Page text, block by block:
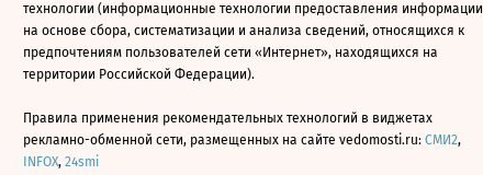
технологии (информационные технологии предоставления информации
на основе сбора, систематизации и анализа сведений, относящихся к
предпочтениям пользователей сети «Интернет», находящихся на
территории Российской Федерации).
Правила применения рекомендательных технологий в виджетах
рекламно-обменной сети, размещенных на сайте vedomosti.ru: СМИ2,
INFOX, 24smi